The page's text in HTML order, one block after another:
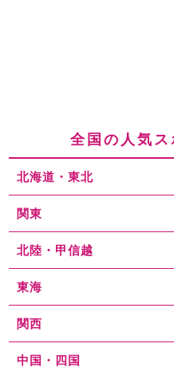
全国の人気
北海道・東北
関東
北陸・甲信越
東海
関西
中国・四国